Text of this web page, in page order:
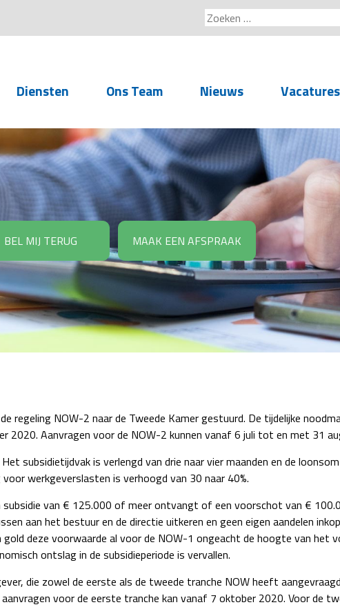
Zoeken
naar:
Diensten
Service voor
accountants- en
administratiekantoren
Arbeidsrechtelijke
Advisering
Salarisadministratie
Personeelsadministratie
Detachering
Ons Team Nieuws Vacatures
BEL MIJ TERUG MAAK EEN AFSPRAAK
regeling NOW-2 naar de Tweede Kamer gestuurd. De tijdelijke
2020. Aanvragen voor de NOW-2 kunnen vanaf 6 juli tot en met 31
subsidietijdvak is verlengd van drie naar vier maanden en de
werkgeverslasten is verhoogd van 30 naar 40%.
subsidie van € 125.000 of meer ontvangt of een voorschot van €
aan het bestuur en de directie uitkeren en geen eigen aandelen
deze voorwaarde al voor de NOW-1 ongeacht de hoogte van het
ontslag in de subsidieperiode is vervallen.
die zowel de eerste als de tweede tranche NOW heeft
voor de eerste tranche kan vanaf 7 oktober 2020. Voor de